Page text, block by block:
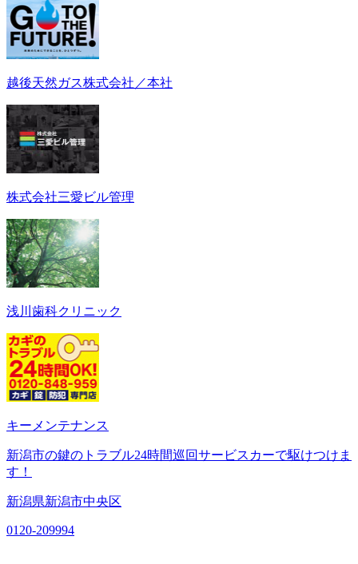
越後天然ガス株式会社／本社
株式会社三愛ビル管理
浅川歯科クリニック
キーメンテナンス
新潟市の鍵のトラブル24時間巡回サービスカーで駆けつけま
す！
新潟県新潟市中央区
0120-209994